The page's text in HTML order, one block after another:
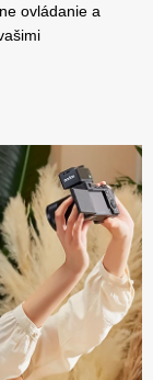
ovládanie a